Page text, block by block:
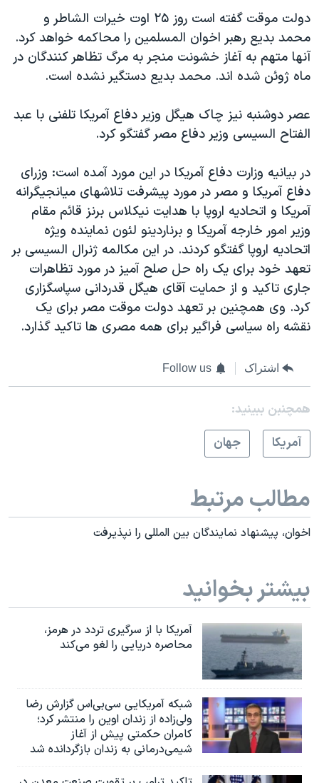
دولت موقت گفته است روز ۲۵ اوت خیرات الشاطر و
محمد بدیع رهبر اخوان المسلمین را محاکمه خواهد کرد.
آنها متهم به آغاز خشونت منجر به مرگ تظاهر کنندگان در
ماه ژوئن شده اند. محمد بدیع دستگیر نشده است.
عصر دوشنبه نیز چاک هیگل وزیر دفاع آمریکا تلفنی با عبد
الفتاح السیسی وزیر دفاع مصر گفتگو کرد.
در بیانیه وزارت دفاع آمریکا در این مورد آمده است: وزرای
دفاع آمریکا و مصر در مورد پیشرفت تلاشهای میانجیگرانه
آمریکا و اتحادیه اروپا با هدایت نیکلاس برنز قائم مقام
وزیر امور خارجه آمریکا و برناردینو لئون نماینده ویژه
اتحادیه اروپا گفتگو کردند. در این مکالمه ژنرال السیسی بر
تعهد خود برای یک راه حل صلح آمیز در مورد تظاهرات
جاری تاکید و از حمایت آقای هیگل قدردانی سپاسگزاری
کرد. وی همچنین بر تعهد دولت موقت مصر برای یک
نقشه راه سیاسی فراگیر برای همه مصری ها تاکید گذارد.
اشتراک Follow us
همچنبن ببینید:
آمريکا
جهان
مطالب مرتبط
اخوان، پیشنهاد نمایندگان بین المللی را نپذیرفت
بیشتر بخوانید
آمریکا با از سرگیری تردد در هرمز،
محاصره دریایی را لغو می‌کند
شبکه آمریکایی سی‌بی‌‌اس گزارش رضا
ولی‌زاده از زندان اوین را منتشر کرد؛
کامران حکمتی پیش از آغاز
شیمی‌درمانی به زندان بازگردانده شد